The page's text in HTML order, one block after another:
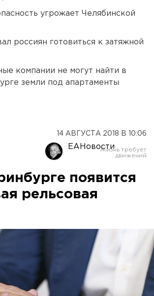
угрожает Челябинской
россиян готовиться к затяжной
компании не могут найти в
земли под апартаменты
14 АВГУСТА 2018 В 10:06
ЕАНовости
появится
рельсовая